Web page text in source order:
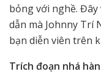
bỏng với nghề.
dẫn mà Johnny Trí
bạn diễn viên trên
Trích đoạn nhá